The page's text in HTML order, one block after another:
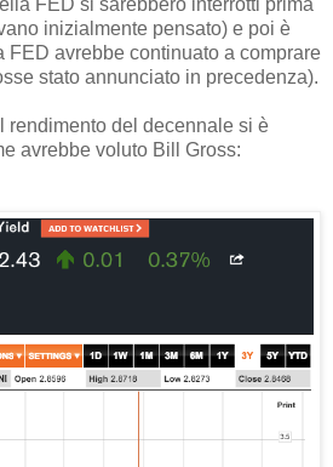
FED si sarebbero interrotti prima
inizialmente pensato) e poi è
FED avrebbe continuato a comprare
stato annunciato in precedenza).
rendimento del decennale si è
avrebbe voluto Bill Gross: